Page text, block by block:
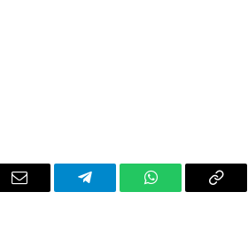
Email Telegram WhatsAppCopy